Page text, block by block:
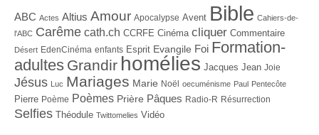
ABC Actes Altius Amour Apocalypse Avent Bible Cahiers-de-
l'ABC Carême cath.ch CCRFE Cinéma cliquer Commentaire
Désert EdenCinéma enfants Esprit Evangile Foi Formation-
adultes Grandir homélies Jacques Jean Joie
Jésus Luc Mariages Marie Noël oecuménisme Paul Pentecôte
Pierre Poème Poèmes Prière Pâques Radio-R Résurrection
Selfies Théodule Twittomelies Vidéo